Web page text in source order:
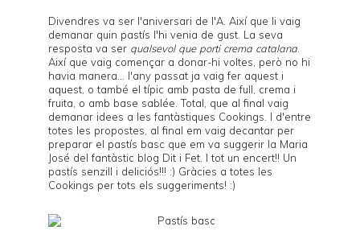
Divendres va ser l'aniversari de l'A. Així que li vaig
demanar quin pastís l'hi venia de gust. La seva
resposta va ser qualsevol que porti crema catalana
Així que vaig començar a donar-hi voltes, però no hi
havia manera... l'any passat ja vaig fer aquest i
aquest , o també el típic amb pasta de full, crema i
fruita , o amb base sablée . Total, que al final vaig
demanar idees a les fantàstiques Cookings . I d'entre
totes les propostes, al final em vaig decantar per
preparar el pastís basc que em va suggerir la Maria
José del fantàstic blog Dit i Fet . I tot un encert!! Un
pastís senzill i deliciós!!! :) Gràcies a totes les
Cookings per tots els suggeriments! :)